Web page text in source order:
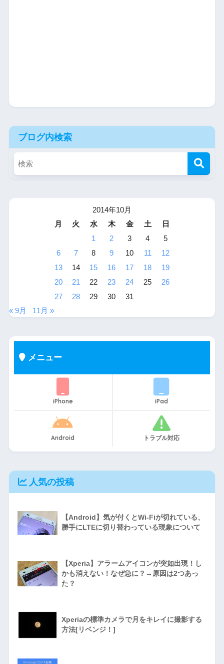
ブログ内検索
2014年10月
月
火 水 木 金 土
日
1
2 3 4
5
6
7 8 9 10 11
12
13
14 15 16 17 18
19
20
21 22 23 24 25
26
27
28 29 30
31
« 9月
11月 »
メニュー
iPhone iPad
Android トラブル対応
人気の投稿
【Android】気が付くとWi-Fiが切れている、
勝手にLTEに切り替わっている現象について
【Xperia】アラームアイコンが突如出現！し
かも消えない！なぜ急に？→原因は2つあっ
た？
Xperiaの標準カメラで月をキレイに撮影する
方法[リベンジ！]